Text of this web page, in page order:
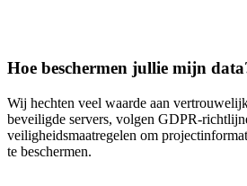
Hoe beschermen jullie mijn
Wij hechten veel waarde aan
beveiligde servers, volgen GDPR-
veiligheidsmaatregelen om
te beschermen.